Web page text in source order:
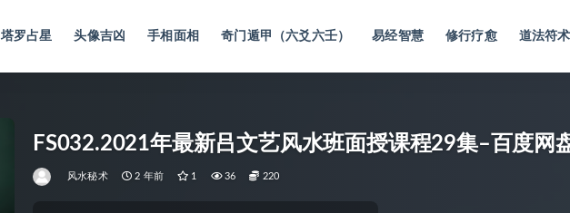
塔罗占星 头像吉凶 手相面相 奇门遁甲（六爻六壬） 易经智慧 修行疗愈 道法符术
FS032.2021年最新吕文艺风水班面授课程29集–百度网
风水秘术 2 年前 1 36 220